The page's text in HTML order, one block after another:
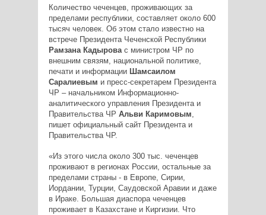
Количество чеченцев, проживающих за
пределами республики, составляет около 600
тысяч человек. Об этом стало известно на
встрече Президента Чеченской Республики
Рамзана Кадыровас министром ЧР по
внешним связям, национальной политике,
печати и информации Шамсаилом
Саралиевым и пресс-секретарем Президента
ЧР – начальником Информационно-
аналитического управления Президента и
Правительства ЧР Альви Каримовым,
пишет официальный сайт Президента и
Правительства ЧР.
«Из этого числа около 300 тыс. чеченцев
проживают в регионах России, остальные за
пределами страны - в Европе, Сирии,
Иордании, Турции, Саудовской Аравии и даже
в Ираке. Большая диаспора чеченцев
проживает в Казахстане и Киргизии. Что